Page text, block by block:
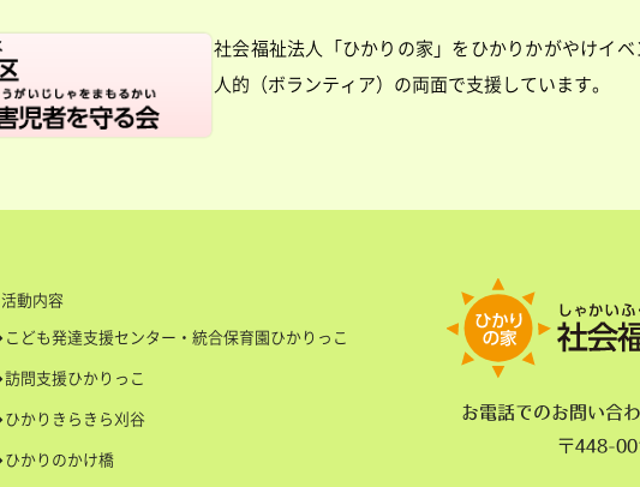
社会福祉法人「ひかりの家」をひかりかがやけイベ
人的（ボランティア）の両面で支援しています。
活動内容
こども発達支援センター・統合保育園ひかりっこ
訪問支援ひかりっこ
ひかりきらきら刈谷
ひかりのかけ橋
お電話でのお問い合わ
〒448-